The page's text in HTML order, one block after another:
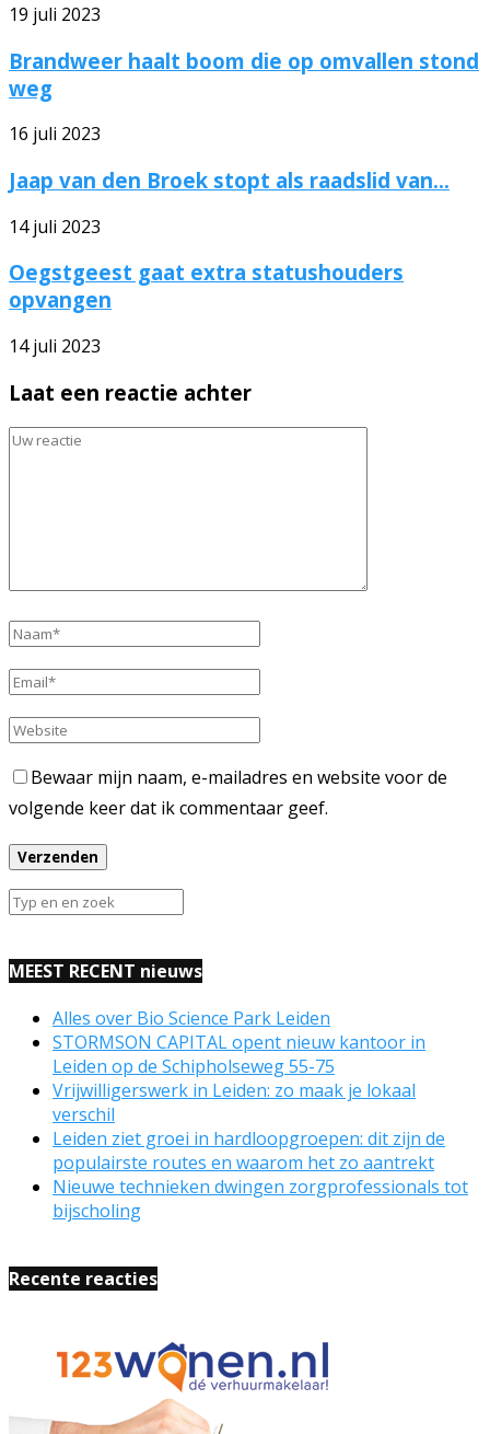
19 juli 2023
Brandweer haalt boom die op omvallen stond
weg
16 juli 2023
Jaap van den Broek stopt als raadslid van...
14 juli 2023
Oegstgeest gaat extra statushouders
opvangen
14 juli 2023
Laat een reactie achter
Bewaar mijn naam, e-mailadres en website voor de
volgende keer dat ik commentaar geef.
MEEST RECENT nieuws
Alles over Bio Science Park Leiden
STORMSON CAPITAL opent nieuw kantoor in
Leiden op de Schipholseweg 55-75
Vrijwilligerswerk in Leiden: zo maak je lokaal
verschil
Leiden ziet groei in hardloopgroepen: dit zijn de
populairste routes en waarom het zo aantrekt
Nieuwe technieken dwingen zorgprofessionals tot
bijscholing
Recente reacties